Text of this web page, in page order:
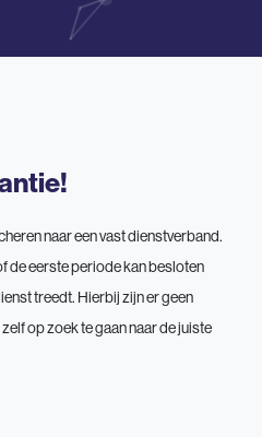
naar een vast dienstverband.
de eerste periode kan besloten
treedt. Hierbij zijn er geen
op zoek te gaan naar de juiste